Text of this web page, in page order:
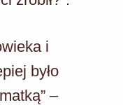
i
było
–